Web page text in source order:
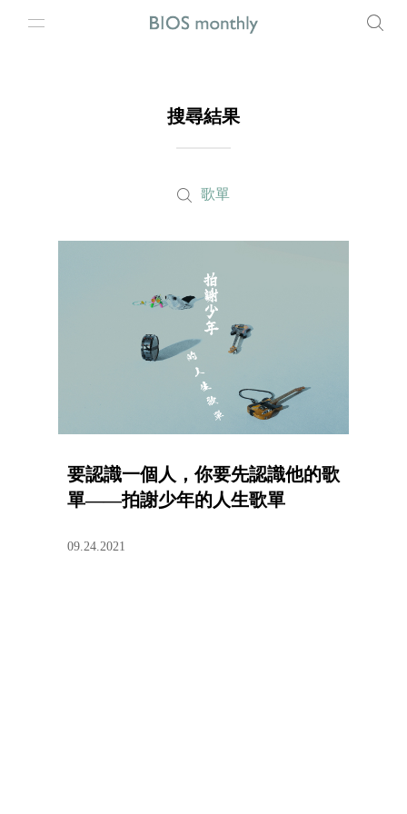
搜尋結果
歌單
要認識一個人，你要先認識他的歌
單——拍謝少年的人生歌單
09.24.2021